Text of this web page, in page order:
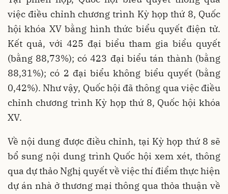
việc điều chỉnh chương trình Kỳ họp thứ 8, Quốc
hội khóa XV bằng hình thức biểu quyết điện tử.
Kết quả, với 425 đại biểu tham gia biểu quyết
(bằng 88,73%); có 423 đại biểu tán thành (bằng
88,31%); có 2 đại biểu không biểu quyết (bằng
0,42%). Như vậy, Quốc hội đã thông qua việc điều
chỉnh chương trình Kỳ họp thứ 8, Quốc hội khóa
XV.
Về nội dung được điều chỉnh, tại Kỳ họp thứ 8 sẽ
bổ sung nội dung trình Quốc hội xem xét, thông
qua dự thảo Nghị quyết về việc thí điểm thực hiện
dự án nhà ở thương mại thông qua thỏa thuận về